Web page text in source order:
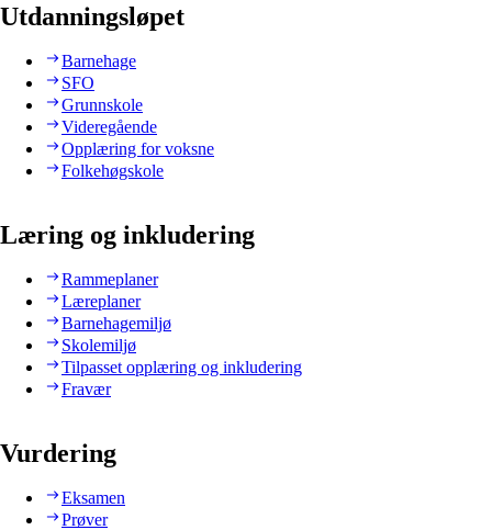
Utdanningsløpet
Barnehage
SFO
Grunnskole
Videregående
Opplæring for voksne
Folkehøgskole
Læring og inkludering
Rammeplaner
Læreplaner
Barnehagemiljø
Skolemiljø
Tilpasset opplæring og inkludering
Fravær
Vurdering
Eksamen
Prøver